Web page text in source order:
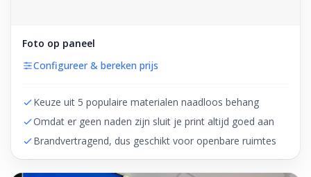
Foto op paneel
Configureer & bereken prijs
Keuze uit 5 populaire materialen naadloos behang
Omdat er geen naden zijn sluit je print altijd goed aan
Brandvertragend, dus geschikt voor openbare ruimtes